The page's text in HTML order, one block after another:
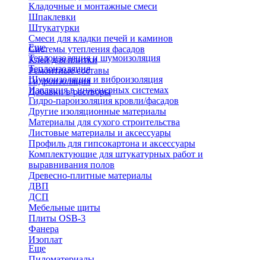
Кладочные и монтажные смеси
Шпаклевки
Штукатурки
Смеси для кладки печей и каминов
Системы утепления фасадов
Клей для плитки
Ремонтные составы
Гидроизоляция
Добавки в растворы
Еще
Теплоизоляция и шумоизоляция
Теплоизоляция
Шумоизоляция и виброизоляция
Изоляция в инженерных системах
Гидро-пароизоляция кровли/фасадов
Другие изоляционные материалы
Материалы для сухого строительства
Листовые материалы и аксессуары
Профиль для гипсокартона и аксессуары
Комплектующие для штукатурных работ и
выравнивания полов
Древесно-плитные материалы
ДВП
ДСП
Мебельные щиты
Плиты OSB-3
Фанера
Изоплат
Еще